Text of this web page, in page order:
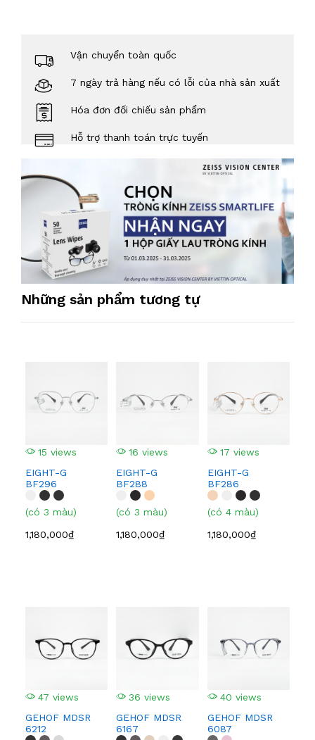
Vận chuyển toàn quốc
7 ngày trả hàng nếu có lỗi của nhà sản xuất
Hóa đơn đối chiếu sản phẩm
Hỗ trợ thanh toán trực tuyến
Những sản phẩm tương tự
15 views
EIGHT-G
BF296
(có 3 màu)
1,180,000₫
16 views
EIGHT-G
BF288
(có 3 màu)
1,180,000₫
17 views
EIGHT-G
BF286
(có 4 màu)
1,180,000₫
47 views
GEHOF MDSR
6212
36 views
GEHOF MDSR
6167
40 views
GEHOF MDSR
6087